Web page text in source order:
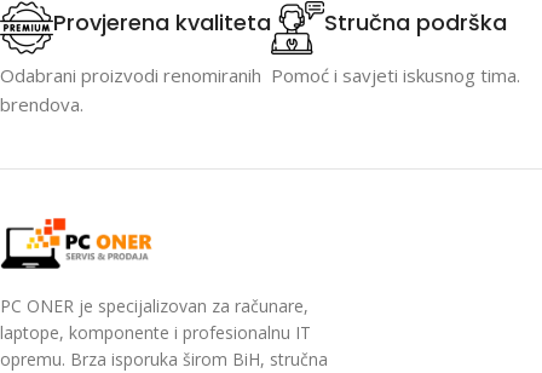
Provjerena kvaliteta
Odabrani proizvodi renomiranih
brendova.
Stručna podrška
Pomoć i savjeti iskusnog tima.
PC ONER je specijalizovan za računare,
laptope, komponente i profesionalnu IT
opremu. Brza isporuka širom BiH, stručna